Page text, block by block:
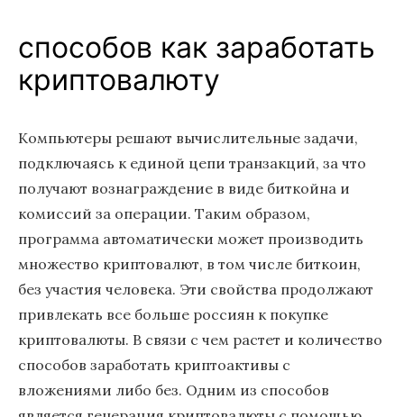
способов как заработать
криптовалюту
Компьютеры решают вычислительные задачи,
подключаясь к единой цепи транзакций, за что
получают вознаграждение в виде биткойна и
комиссий за операции. Таким образом,
программа автоматически может производить
множество криптовалют, в том числе биткоин,
без участия человека. Эти свойства продолжают
привлекать все больше россиян к покупке
криптовалюты. В связи с чем растет и количество
способов заработать криптоактивы с
вложениями либо без. Одним из способов